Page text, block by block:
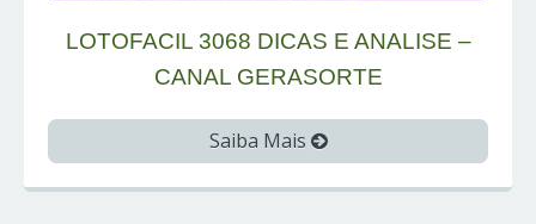
LOTOFACIL 3068 DICAS E ANALISE –
CANAL GERASORTE
Saiba Mais